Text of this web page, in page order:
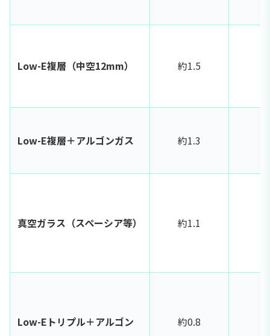
Low-E複層（中空12mm） 約1.5
Low-E複層＋アルゴンガス 約1.3
真空ガラス（スペーシア等） 約1.1
Low-Eトリプル＋アルゴン 約0.8